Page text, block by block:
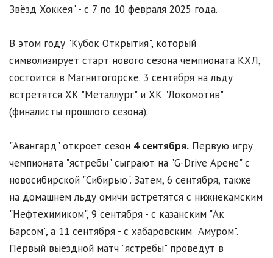
Звёзд Хоккея" - с 7 по 10 февраля 2025 года.
В этом году "Кубок Открытия", который
символизирует старт нового сезона чемпионата КХЛ,
состоится в Магнитогорске. 3 сентября на льду
встретятся ХК "Металлург" и ХК "Локомотив"
(финалисты прошлого сезона).
"Авангард" откроет сезон 4 сентября. Первую игру
чемпионата "ястребы" сыграют на "G-Drive Арене" с
новосибирской "Сибирью". Затем, 6 сентября, также
на домашнем льду омичи встретятся с нижнекамским
"Нефтехимиком", 9 сентября - с казанским "Ак
Барсом", а 11 сентября - с хабаровским "Амуром".
Первый выездной матч "ястребы" проведут в